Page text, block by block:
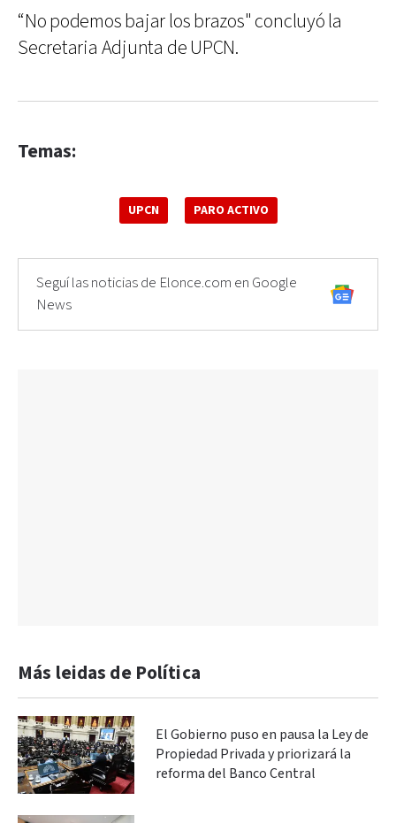
“No podemos bajar los brazos" concluyó la
Secretaria Adjunta de UPCN.
Temas:
UPCN PARO ACTIVO
Seguí las noticias de Elonce.com en Google
News
Más leidas de Política
El Gobierno puso en pausa la Ley de
Propiedad Privada y priorizará la
reforma del Banco Central